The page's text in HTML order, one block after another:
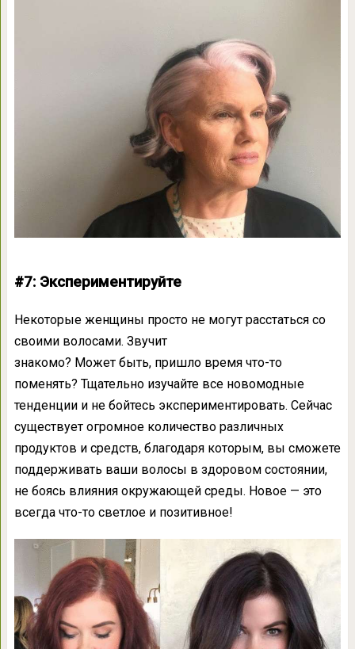
#7: Экспериментируйте
Некоторые женщины просто не могут расстаться со
своими волосами. Звучит
знакомо? Может быть, пришло время что-то
поменять? Тщательно изучайте все новомодные
тенденции и не бойтесь экспериментировать. Сейчас
существует огромное количество различных
продуктов и средств, благодаря которым, вы сможете
поддерживать ваши волосы в здоровом состоянии,
не боясь влияния окружающей среды. Новое — это
всегда что-то светлое и позитивное!